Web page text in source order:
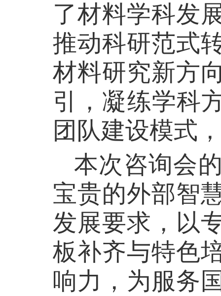
了材料学科发
推动科研范式
材料研究新方
引，凝练学科
团队建设模式
本次咨询会
宝贵的外部智
发展要求，以
板补齐与特色
响力，为服务